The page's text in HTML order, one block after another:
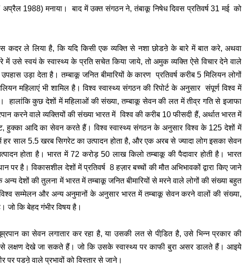
अप्रैल 1988) मनाया। बाद में उक्त संगठन ने, तंबाकू निषेध दिवस प्रतिवर्ष 31 मई को
कदर ले लिया है, कि यदि किसी एक व्यक्ति से नशा छोडऩे के बारे में बात करे, अथवा
में उसे स्वयं के स्वास्थ्य के प्रति सचेत किया जाये, तो अमुक व्यक्ति ऐसे विचार देने वाले
उड़ा देता है। तम्बाकू जनित बीमारियों के कारण प्रतिवर्ष करीब 5 मिलियन लोगों
महिलाएं भी शामिल है। विश्व स्वास्थ्य संगठन की रिपोर्ट के अनुसार संपूर्ण विश्व में
कुछ देशों में महिलाओं की संख्या, तम्बाकू सेवन की लत में तीव्र गति से इजाफा
करने वाले व्यक्तियों की संख्या भारत में विश्व की करीब 10 फीसदी हैं, अर्थात भारत में
हुक्का आदि का सेवन करते हैं। विश्व स्वास्थ्य संगठन के अनुसार विश्व के 125 देशों में
में हर साल 5.5 खरब सिगरेट का उत्पादन होता है, और एक अरब से ज्यादा लोग इसका सेवन
होता है। भारत में 72 करोड़ 50 लाख किलो तम्बाकू की पैदावार होती है। भारत
पर है। विकासशील देशों में प्रतिवर्ष 8 हज़ार बच्चों की मौत अभिभावकों द्वारा किए जाने
देशों की तुलना में भारत में तम्बाकू जनित बीमारियों से मरने वाले लोगों की संख्या बहुत
सम्मेलन और अन्य अनुमानों के अनुसार भारत में तम्बाकू सेवन करने वालों की संख्या,
कि बेहद गंभीर विषय है।
का सेवन लगातार कर रहा है, या उसकी लत से पीडि़त है, उसे भिन्न प्रकार की
ऐसे लक्षण देखे जा सकते हैं। जो कि उसके स्वास्थ्य पर काफी बुरा असर डालते हैं। आइये
पर पडऩे वाले प्रभावों को विस्तार से जाने।